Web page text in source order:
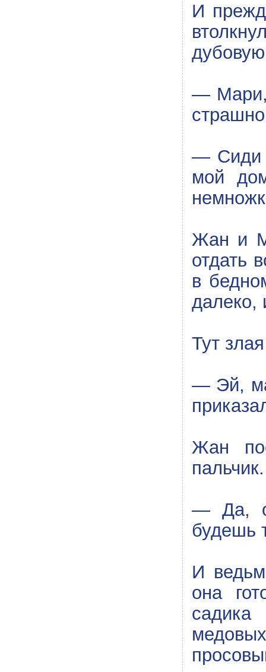
И
— Мари,
— Сиди
мой
Жан и
отдать
в
далеко,
Тут
— Эй,
Жан
— Да,
будешь
И
она